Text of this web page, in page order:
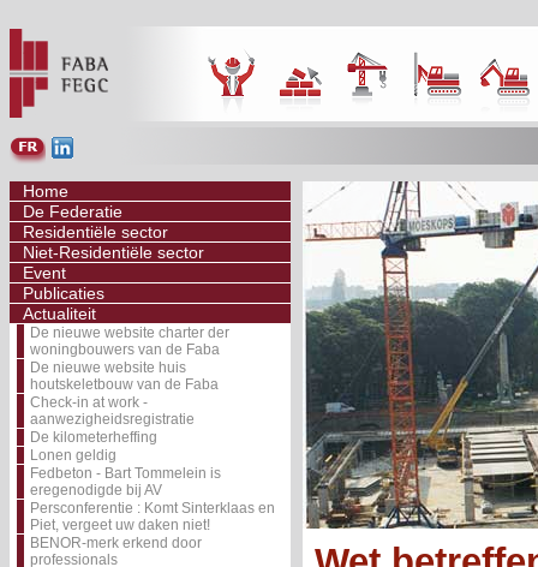
Home
De Federatie
Residentiële sector
Niet-Residentiële sector
Event
Publicaties
Actualiteit
De nieuwe website charter der
woningbouwers van de Faba
De nieuwe website huis
houtskeletbouw van de Faba
Check-in at work -
aanwezigheidsregistratie
De kilometerheffing
Lonen geldig
Fedbeton - Bart Tommelein is
eregenodigde bij AV
Persconferentie : Komt Sinterklaas en
Piet, vergeet uw daken niet!
BENOR-merk erkend door
professionals